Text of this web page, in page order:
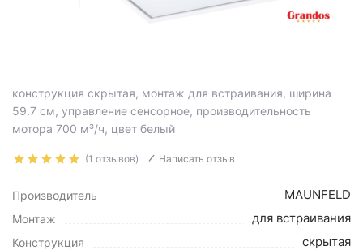
конструкция скрытая, монтаж для встраивания, ширина
59.7 см, управление сенсорное, производительность
мотора 700 м³/ч, цвет белый
(1 отзывов) Написать отзыв
Производитель MAUNFELD
Монтаж для встраивания
Конструкция скрытая